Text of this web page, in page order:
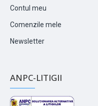
Contul meu
Comenzile mele
Newsletter
ANPC-LITIGII